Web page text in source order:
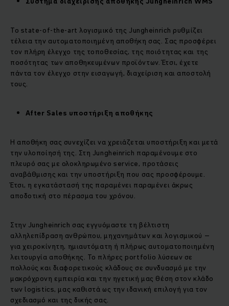
Το state-of-the-art λογισμικό της Jungheinrich ρυθμίζει
τέλεια την αυτοματοποιημένη αποθήκη σας. Σας προσφέρει
τον πλήρη έλεγχο της τοποθεσίας, της ποιότητας και της
ποσότητας των αποθηκευμένων προϊόντων. Έτσι, έχετε
πάντα τον έλεγχο στην εισαγωγή, διαχείριση και αποστολή
τους.
After Sales υποστήριξη αποθήκης
Η αποθήκη σας συνεχίζει να χρειάζεται υποστήριξη και μετά
την υλοποίησή της. Στη Jungheinrich παραμένουμε στο
πλευρό σας με ολοκληρωμένο service, προτάσεις
αναβάθμισης και την υποστήριξη που σας προσφέρουμε.
Έτσι, η εγκατάστασή της παραμένει παραμένει άκρως
αποδοτική στο πέρασμα του χρόνου.
Στην Jungheinrich σας εγγυόμαστε τη βέλτιστη
αλληλεπίδραση ανθρώπου, μηχανημάτων και λογισμικού –
για χειροκίνητη, ημιαυτόματη ή πλήρως αυτοματοποιημένη
λειτουργία αποθήκης. Το πλήρες portfolio λύσεων σε
πολλούς και διαφορετικούς κλάδους σε συνδυασμό με την
μακρόχρονη εμπειρία και την ηγετική μας θέση στον κλάδο
των logistics, μας καθιστά ως την ιδανική επιλογή για τον
σχεδιασμό και της δικής σας.